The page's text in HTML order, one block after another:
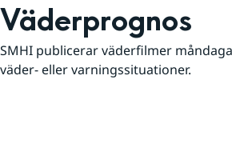
Väderprognos
SMHI publicerar väderfilmer
väder- eller varningssituationer.